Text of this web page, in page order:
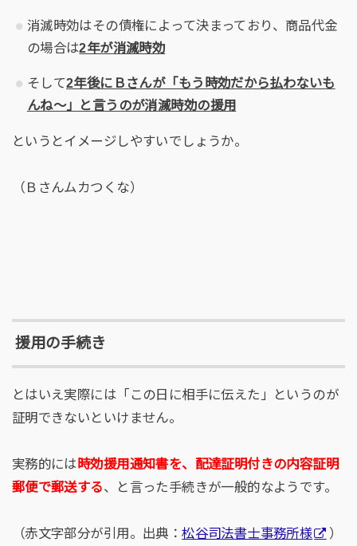
消滅時効はその債権によって決まっており、商品代金
の場合は2年が消滅時効
そして2年後にＢさんが「もう時効だから払わないも
んね～」と言うのが消滅時効の援用
というとイメージしやすいでしょうか。
（Ｂさんムカつくな）
援用の手続き
とはいえ実際には「この日に相手に伝えた」というのが
証明できないといけません。
実務的には 時効援用通知書を、配達証明付きの内容証明
郵便で郵送する、と言った手続きが一般的なようです。
（赤文字部分が引用。出典：松谷司法書士事務所様 ）